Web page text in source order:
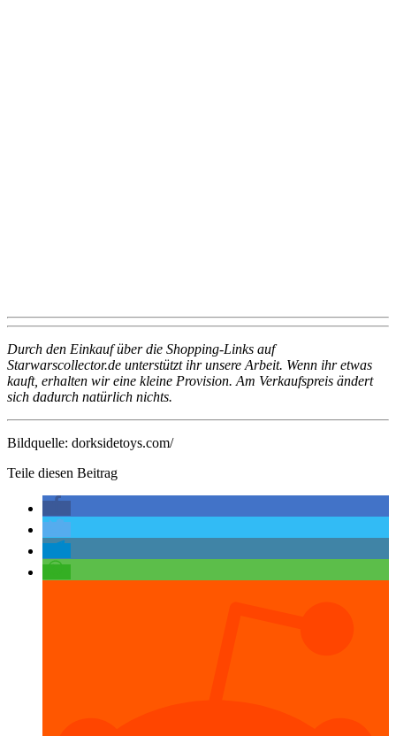
Durch den Einkauf über die Shopping-Links auf
Starwarscollector.de unterstützt ihr unsere Arbeit. Wenn ihr etwas
kauft, erhalten wir eine kleine Provision. Am Verkaufspreis ändert
sich dadurch natürlich nichts.
Bildquelle: dorksidetoys.com/
Teile diesen Beitrag